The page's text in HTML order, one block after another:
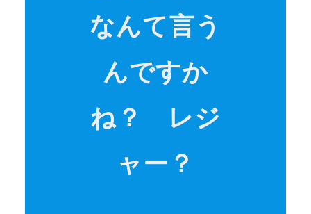
なんて言う
んですか
ね？ レジ
ャー？